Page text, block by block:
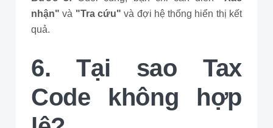
nhận"và "Tra cứu" và đợi hệ thống hiển thị kết
quả.
6. Tại sao Tax
Code không hợp